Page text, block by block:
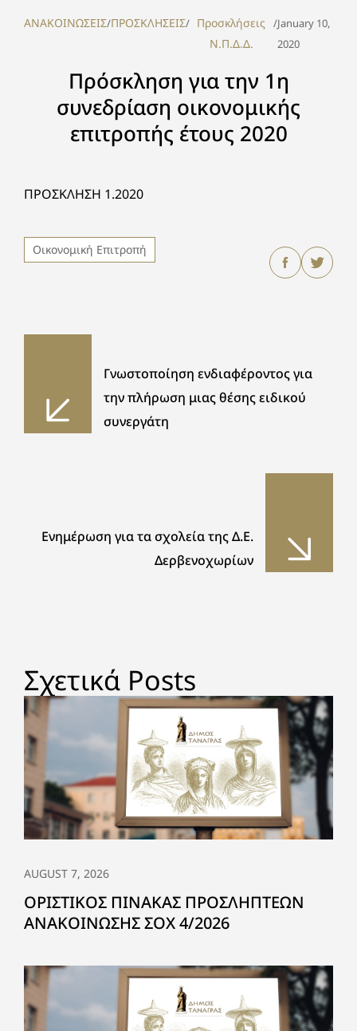
ΑΝΑΚΟΙΝΩΣΕΙΣ/ΠΡΟΣΚΛΗΣΕΙΣ/ Προσκλήσεις
Ν.Π.Δ.Δ.
/January 10,
2020
Πρόσκληση για την 1η
συνεδρίαση οικονομικής
επιτροπής έτους 2020
ΠΡΟΣΚΛΗΣΗ 1.2020
Οικονομική Επιτροπή
Γνωστοποίηση ενδιαφέροντος για
την πλήρωση μιας θέσης ειδικού
συνεργάτη
Ενημέρωση για τα σχολεία της Δ.Ε.
Δερβενοχωρίων
Σχετικά Posts
AUGUST 7, 2026
ΟΡΙΣΤΙΚΟΣ ΠΙΝΑΚΑΣ ΠΡΟΣΛΗΠΤΕΩΝ
ΑΝΑΚΟΙΝΩΣΗΣ ΣΟΧ 4/2026